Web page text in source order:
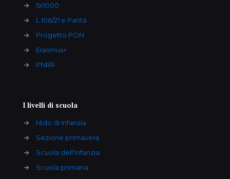
→
5x1000
→
L.106/21 e Parità
→
Progetto PON
→
Erasmus+
→
PNRR
I livelli di scuola
→
Nido di infanzia
→
Sezione primavera
→
Scuola dell'infanzia
→
Scuola primaria